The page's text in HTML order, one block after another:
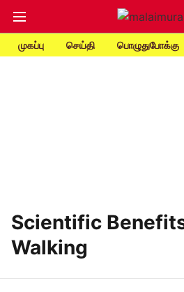
முகப்பு செய்தி பொழுதுபோக்கு
Scientific
Walking